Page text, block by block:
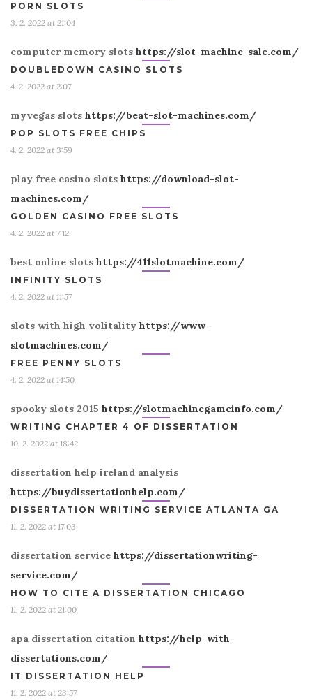
PORN SLOTS
3. 2. 2022 at 21:04
computer memory slots https://slot-machine-sale.com/
DOUBLEDOWN CASINO SLOTS
4. 2. 2022 at 2:07
myvegas slots https://beat-slot-machines.com/
POP SLOTS FREE CHIPS
4. 2. 2022 at 3:59
play free casino slots https://download-slot-
machines.com/
GOLDEN CASINO FREE SLOTS
4. 2. 2022 at 7:12
best online slots https://411slotmachine.com/
INFINITY SLOTS
4. 2. 2022 at 11:57
slots with high volitality https://www-
slotmachines.com/
FREE PENNY SLOTS
4. 2. 2022 at 14:50
spooky slots 2015 https://slotmachinegameinfo.com/
WRITING CHAPTER 4 OF DISSERTATION
10. 2. 2022 at 18:42
dissertation help ireland analysis
https://buydissertationhelp.com/
DISSERTATION WRITING SERVICE ATLANTA GA
11. 2. 2022 at 17:03
dissertation service https://dissertationwriting-
service.com/
HOW TO CITE A DISSERTATION CHICAGO
11. 2. 2022 at 21:00
apa dissertation citation https://help-with-
dissertations.com/
IT DISSERTATION HELP
11. 2. 2022 at 23:57